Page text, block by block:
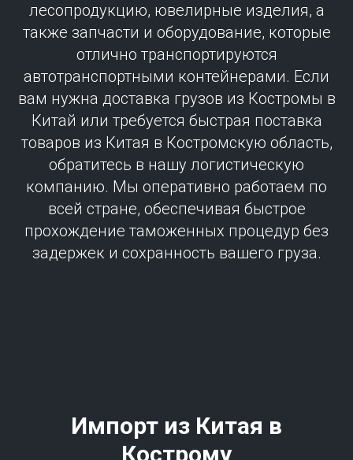
лесопродукцию, ювелирные изделия, а
также запчасти и оборудование, которые
отлично транспортируются
автотранспортными контейнерами. Если
вам нужна доставка грузов из Костромы в
Китай или требуется быстрая поставка
товаров из Китая в Костромскую область,
обратитесь в нашу логистическую
компанию. Мы оперативно работаем по
всей стране, обеспечивая быстрое
прохождение таможенных процедур без
задержек и сохранность вашего груза.
Импорт из Китая в
Кострому